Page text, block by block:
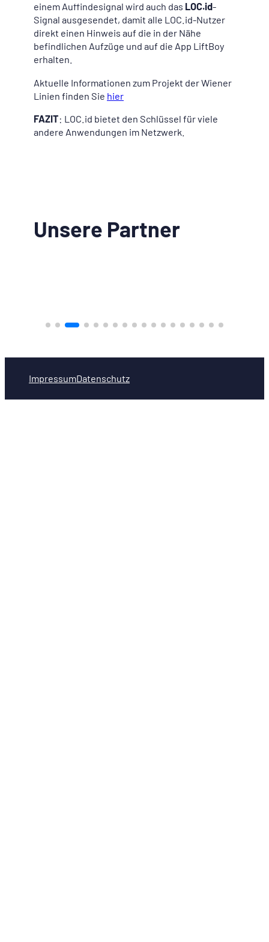
einem Auffindesignal wird auch das LOC.id-
Signal ausgesendet, damit alle LOC.id-Nutzer
direkt einen Hinweis auf die in der Nähe
befindlichen Aufzüge und auf die App LiftBoy
erhalten.
Aktuelle Informationen zum Projekt der Wiener
Linien finden Sie hier
FAZIT: LOC.id bietet den Schlüssel für viele
andere Anwendungen im Netzwerk.
Unsere Partner
ImpressumDatenschutz